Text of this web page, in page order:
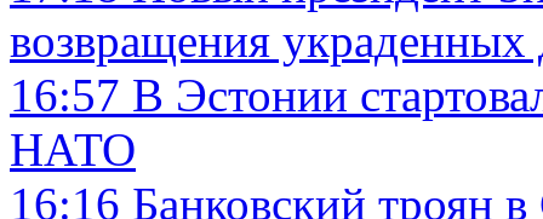
возвращения украденных
16:57 В Эстонии
НАТО
16:16 Банковский троян